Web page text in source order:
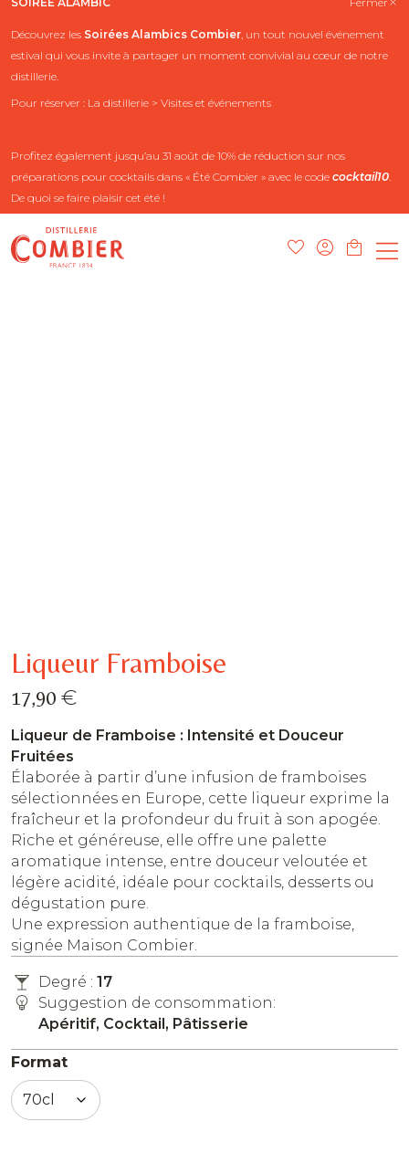
Découvrez les Soirées Alambics Combier, un tout nouvel événement
estival qui vous invite à partager un moment convivial au cœur de notre
distillerie.
Pour réserver : La distillerie > Visites et événements
Profitez également jusqu’au 31 août de 10% de réduction sur nos
préparations pour cocktails dans « Été Combier » avec le code cocktail10.
De quoi se faire plaisir cet été !
Liqueur Framboise
17,90 €
Liqueur de Framboise : Intensité et Douceur
Fruitées
Élaborée à partir d’une infusion de framboises
sélectionnées en Europe, cette liqueur exprime la
fraîcheur et la profondeur du fruit à son apogée.
Riche et généreuse, elle offre une palette
aromatique intense, entre douceur veloutée et
légère acidité, idéale pour cocktails, desserts ou
dégustation pure.
Une expression authentique de la framboise,
signée Maison Combier.
Degré : 17
Suggestion de consommation:
Apéritif, Cocktail, Pâtisserie
Format